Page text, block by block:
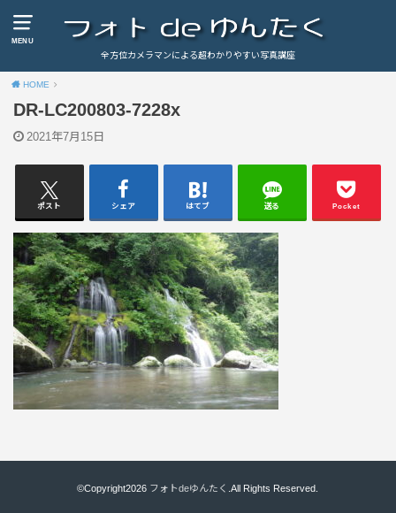
MENU
全方位カメラマンによる超わかりやすい写真講座
HOME
DR-LC200803-7228x
2021年7月15日
ポスト シェア はてブ 送る Pocket
©Copyright2026 フォトdeゆんたく .All Rights Reserved.